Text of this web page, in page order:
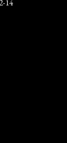
14